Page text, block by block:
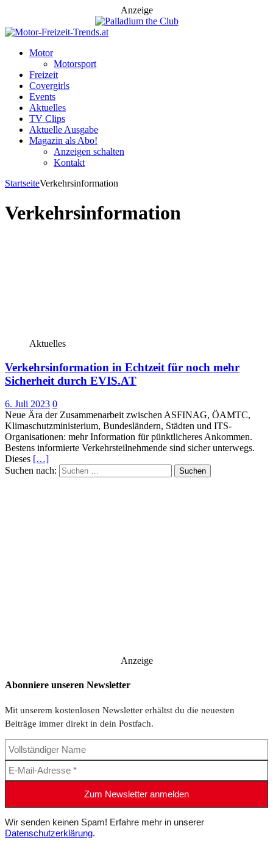
Anzeige
Motor
Motorsport
Freizeit
Covergirls
Events
Aktuelles
TV Clips
Aktuelle Ausgabe
Magazin als Abo!
Anzeigen schalten
Kontakt
StartseiteVerkehrsinformation
Verkehrsinformation
Aktuelles
Verkehrsinformation in Echtzeit für noch mehr
Sicherheit durch EVIS.AT
6. Juli 2023 0
Neue Ära der Zusammenarbeit zwischen ASFINAG, ÖAMTC,
Klimaschutzministerium, Bundesländern, Städten und ITS-
Organisationen: mehr Information für pünktlicheres Ankommen.
Bestens informierte Verkehrsteilnehmende sind sicher unterwegs.
Dieses […]
Suchen nach:
Anzeige
Abonniere unseren Newsletter
Mit unserem kostenlosen Newsletter erhältst du die neuesten
Beiträge immer direkt in dein Postfach.
Wir senden keinen Spam! Erfahre mehr in unserer
Datenschutzerklärung.